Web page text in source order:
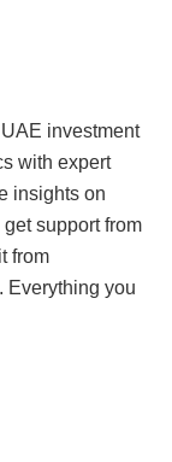
investment
with expert
insights on
support from
from
Everything you